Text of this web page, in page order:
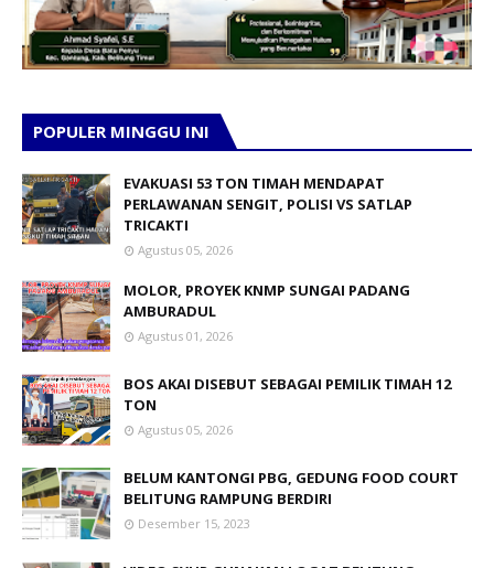
POPULER MINGGU INI
EVAKUASI 53 TON TIMAH MENDAPAT
PERLAWANAN SENGIT, POLISI VS SATLAP
TRICAKTI
Agustus 05, 2026
MOLOR, PROYEK KNMP SUNGAI PADANG
AMBURADUL
Agustus 01, 2026
BOS AKAI DISEBUT SEBAGAI PEMILIK TIMAH 12
TON
Agustus 05, 2026
BELUM KANTONGI PBG, GEDUNG FOOD COURT
BELITUNG RAMPUNG BERDIRI
Desember 15, 2023